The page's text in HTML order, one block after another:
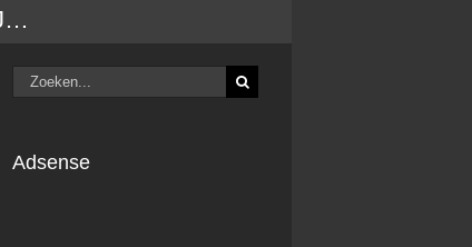
Zoeken
naar:
Adsense